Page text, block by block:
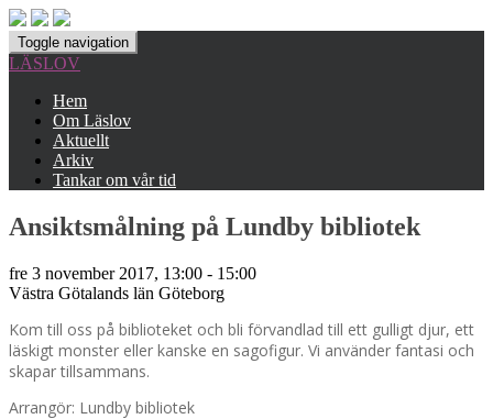
Toggle navigation
LÄSLOV
Hem
Om Läslov
Aktuellt
Arkiv
Tankar om vår tid
Ansiktsmålning på Lundby bibliotek
fre 3 november 2017, 13:00 - 15:00
Västra Götalands län Göteborg
Kom till oss på biblioteket och bli förvandlad till ett gulligt djur, ett
läskigt monster eller kanske en sagofigur. Vi använder fantasi och
skapar tillsammans.
Arrangör: Lundby bibliotek